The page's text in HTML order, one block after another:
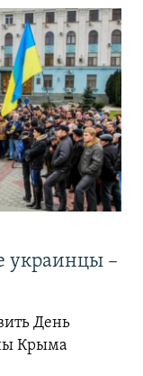
украинцы –
День
Крыма